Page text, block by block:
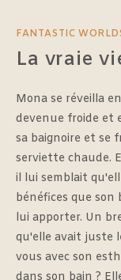
FANTASTIC
La vraie
Mona se réveilla
devenue froide et
sa baignoire et se
serviette chaude.
il lui semblait
bénéfices que
lui apporter. Un
qu'elle avait juste
vous avec son
dans son bain ?